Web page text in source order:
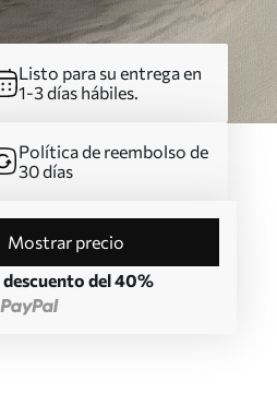
Listo para su entrega en
1-3 días hábiles.
Política de reembolso de
30 días
Mostrar precio
descuento del 40%